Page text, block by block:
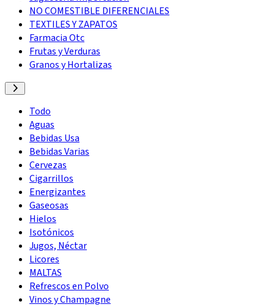
NO COMESTIBLE DIFERENCIALES
TEXTILES Y ZAPATOS
Farmacia Otc
Frutas y Verduras
Granos y Hortalizas
Todo
Aguas
Bebidas Usa
Bebidas Varias
Cervezas
Cigarrillos
Energizantes
Gaseosas
Hielos
Isotónicos
Jugos, Néctar
Licores
MALTAS
Refrescos en Polvo
Vinos y Champagne